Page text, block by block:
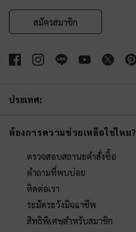
สมัครสมาชิก
ประเทศ:
ต้องการความช่วยเหลือใช่ไหม?
ตรวจสอบสถานะคำสั่งซื้อ
คำถามที่พบบ่อย
ติดต่อเรา
ระมัดระวังมิจฉาชีพ
สิทธิพิเศษสำหรับสมาชิก